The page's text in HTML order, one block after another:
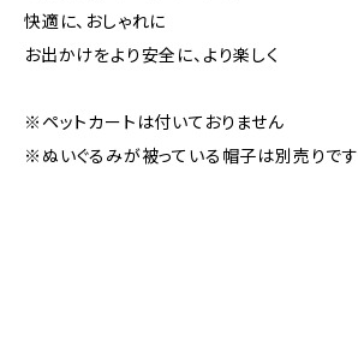
快適に、おしゃれに
お出かけをより安全に、より楽しく
※ペットカートは付いておりません
※ぬいぐるみが被っている帽子は別売りです